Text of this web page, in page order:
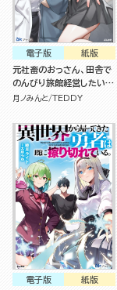
紙版
電子版
元社畜のおっさん、田舎で
のんびり旅館経営したいだ
けなのに勝手に世界最強認
月ノみんと TEDDY
紙版
電子版